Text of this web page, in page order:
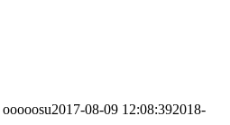
ooooosu2017-08-09 12:08:392018-